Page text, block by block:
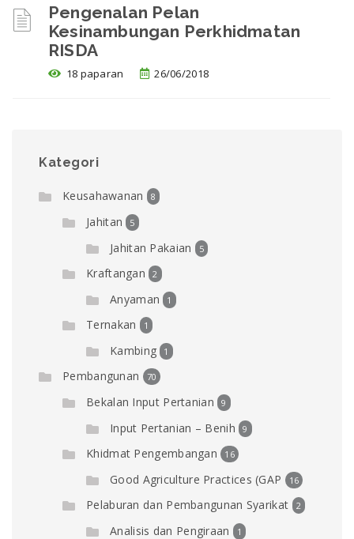
Pengenalan Pelan
Kesinambungan Perkhidmatan
RISDA
18 paparan 26/06/2018
Kategori
Keusahawanan 8
Jahitan 5
Jahitan Pakaian 5
Kraftangan 2
Anyaman 1
Ternakan 1
Kambing 1
Pembangunan 70
Bekalan Input Pertanian 9
Input Pertanian – Benih 9
Khidmat Pengembangan 16
Good Agriculture Practices (GAP 16
Pelaburan dan Pembangunan Syarikat 2
Analisis dan Pengiraan 1